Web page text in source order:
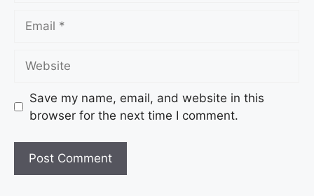
Save my name, email, and website in this
browser for the next time I comment.